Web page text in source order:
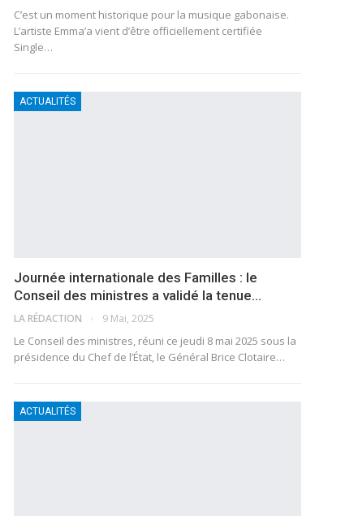
C’est un moment historique pour la musique gabonaise.
L’artiste Emma’a vient d’être officiellement certifiée
Single…
ACTUALITÉS
Journée internationale des Familles : le
Conseil des ministres a validé la tenue…
LA RÉDACTION 9 Mai, 2025
Le Conseil des ministres, réuni ce jeudi 8 mai 2025 sous la
présidence du Chef de l’État, le Général Brice Clotaire…
ACTUALITÉS